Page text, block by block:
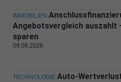
IMMOBILIEN
Angebotsvergleich auszahlt
sparen
09.08.2026
TECHNOLOGIE Auto-